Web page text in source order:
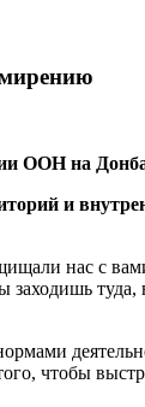
ООН на
и
нас с
чтобы